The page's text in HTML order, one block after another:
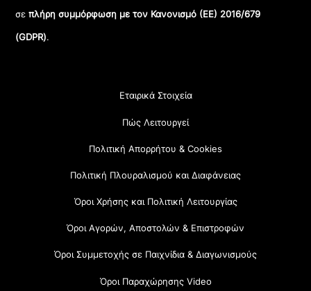
σεπλήρη συμμόρφωση με τον Κανονισμό (ΕΕ) 2016/679
(GDPR).
Εταιρικά Στοιχεία
Πώς Λειτουργεί
Πολιτική Απορρήτου & Cookies
Πολιτική Πλουραλισμού και Διαφάνειας
Όροι Χρήσης και Πολιτική Λειτουργίας
Όροι Αγορών, Αποστολών & Επιστροφών
Όροι Συμμετοχής σε Παιχνίδια & Διαγωνισμούς
Όροι Παραχώρησης Video